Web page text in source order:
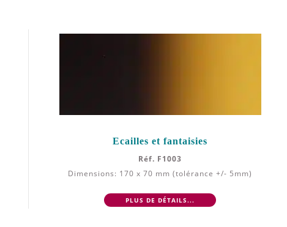
Ecailles et fantaisies
Réf. F1003
Dimensions: 170 x 70 mm (tolérance +/- 5mm)
PLUS DE DÉTAILS...